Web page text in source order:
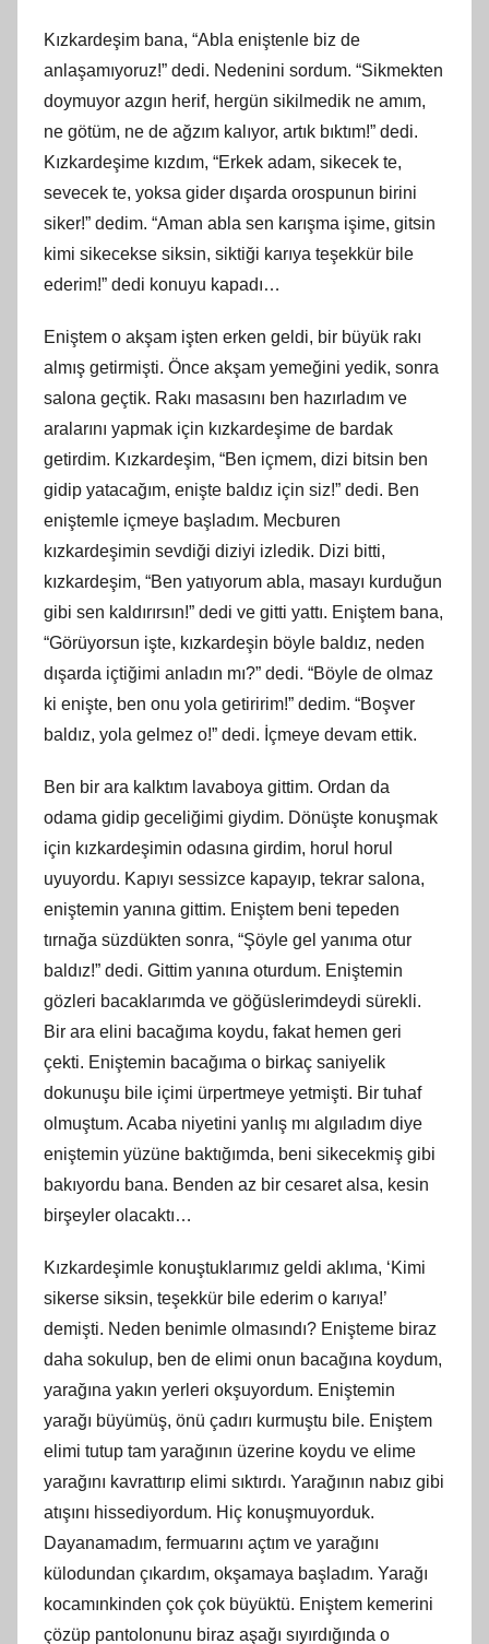
Kızkardeşim bana, “Abla eniştenle biz de
anlaşamıyoruz!” dedi. Nedenini sordum. “Sikmekten
doymuyor azgın herif, hergün sikilmedik ne amım,
ne götüm, ne de ağzım kalıyor, artık bıktım!” dedi.
Kızkardeşime kızdım, “Erkek adam, sikecek te,
sevecek te, yoksa gider dışarda orospunun birini
siker!” dedim. “Aman abla sen karışma işime, gitsin
kimi sikecekse siksin, siktiği karıya teşekkür bile
ederim!” dedi konuyu kapadı…
Eniştem o akşam işten erken geldi, bir büyük rakı
almış getirmişti. Önce akşam yemeğini yedik, sonra
salona geçtik. Rakı masasını ben hazırladım ve
aralarını yapmak için kızkardeşime de bardak
getirdim. Kızkardeşim, “Ben içmem, dizi bitsin ben
gidip yatacağım, enişte baldız için siz!” dedi. Ben
eniştemle içmeye başladım. Mecburen
kızkardeşimin sevdiği diziyi izledik. Dizi bitti,
kızkardeşim, “Ben yatıyorum abla, masayı kurduğun
gibi sen kaldırırsın!” dedi ve gitti yattı. Eniştem bana,
“Görüyorsun işte, kızkardeşin böyle baldız, neden
dışarda içtiğimi anladın mı?” dedi. “Böyle de olmaz
ki enişte, ben onu yola getiririm!” dedim. “Boşver
baldız, yola gelmez o!” dedi. İçmeye devam ettik.
Ben bir ara kalktım lavaboya gittim. Ordan da
odama gidip geceliğimi giydim. Dönüşte konuşmak
için kızkardeşimin odasına girdim, horul horul
uyuyordu. Kapıyı sessizce kapayıp, tekrar salona,
eniştemin yanına gittim. Eniştem beni tepeden
tırnağa süzdükten sonra, “Şöyle gel yanıma otur
baldız!” dedi. Gittim yanına oturdum. Eniştemin
gözleri bacaklarımda ve göğüslerimdeydi sürekli.
Bir ara elini bacağıma koydu, fakat hemen geri
çekti. Eniştemin bacağıma o birkaç saniyelik
dokunuşu bile içimi ürpertmeye yetmişti. Bir tuhaf
olmuştum. Acaba niyetini yanlış mı algıladım diye
eniştemin yüzüne baktığımda, beni sikecekmiş gibi
bakıyordu bana. Benden az bir cesaret alsa, kesin
birşeyler olacaktı…
Kızkardeşimle konuştuklarımız geldi aklıma, ‘Kimi
sikerse siksin, teşekkür bile ederim o karıya!’
demişti. Neden benimle olmasındı? Enişteme biraz
daha sokulup, ben de elimi onun bacağına koydum,
yarağına yakın yerleri okşuyordum. Eniştemin
yarağı büyümüş, önü çadırı kurmuştu bile. Eniştem
elimi tutup tam yarağının üzerine koydu ve elime
yarağını kavrattırıp elimi sıktırdı. Yarağının nabız gibi
atışını hissediyordum. Hiç konuşmuyorduk.
Dayanamadım, fermuarını açtım ve yarağını
külodundan çıkardım, okşamaya başladım. Yarağı
kocamınkinden çok çok büyüktü. Eniştem kemerini
çözüp pantolonunu biraz aşağı sıyırdığında o